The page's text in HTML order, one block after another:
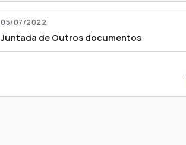
05/07/2022
Juntada de Outros documentos